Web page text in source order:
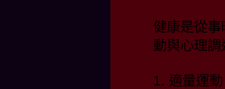
健康是從
動與心理
1. 適量運